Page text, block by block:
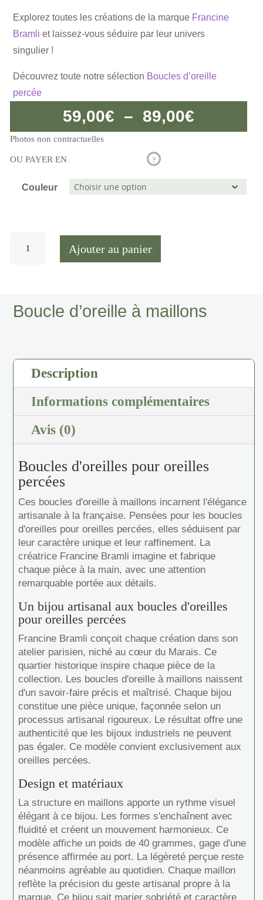
Explorez toutes les créations de la marque Francine
Bramli et laissez-vous séduire par leur univers
singulier !
Découvrez toute notre sélection Boucles d’oreille
percée
59,00€ – 89,00€
59,00€
Photos non contractuelles
OU PAYER EN ?
Couleur
maillons
Ajouter au panier
Boucle d’oreille à maillons
Description
Informations complémentaires
Avis (0)
Boucles d'oreilles pour oreilles
percées
Ces boucles d'oreille à maillons incarnent l'élégance
artisanale à la française. Pensées pour les boucles
d'oreilles pour oreilles percées, elles séduisent par
leur caractère unique et leur raffinement. La
créatrice Francine Bramli imagine et fabrique
chaque pièce à la main, avec une attention
remarquable portée aux détails.
Un bijou artisanal aux boucles d'oreilles
pour oreilles percées
Francine Bramli conçoit chaque création dans son
atelier parisien, niché au cœur du Marais. Ce
quartier historique inspire chaque pièce de la
collection. Les boucles d'oreille à maillons naissent
d'un savoir-faire précis et maîtrisé. Chaque bijou
constitue une pièce unique, façonnée selon un
processus artisanal rigoureux. Le résultat offre une
authenticité que les bijoux industriels ne peuvent
pas égaler. Ce modèle convient exclusivement aux
oreilles percées.
Design et matériaux
La structure en maillons apporte un rythme visuel
élégant à ce bijou. Les formes s'enchaînent avec
fluidité et créent un mouvement harmonieux. Ce
modèle affiche un poids de 40 grammes, gage d'une
présence affirmée au port. La légèreté perçue reste
néanmoins agréable au quotidien. Chaque maillon
reflète la précision du geste artisanal propre à la
marque. Ce bijou sait marier sobriété et caractère